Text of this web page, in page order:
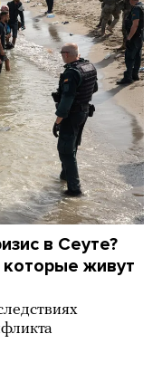
в Сеуте?
которые живут